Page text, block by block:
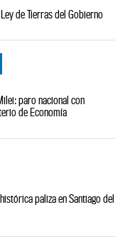
de Tierras del Gobierno
paro nacional con
de Economía
paliza en Santiago del